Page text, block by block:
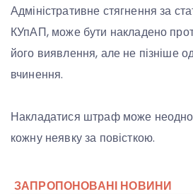
Адміністративне стягнення за
КУпАП, може бути накладено
його виявлення, але не пізніше
вчинення.
Накладатися штраф може
кожну неявку за повісткою.